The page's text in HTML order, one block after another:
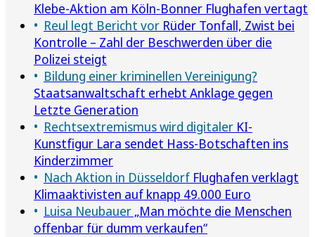
Klebe-Aktion am Köln-Bonner Flughafen vertagt
Reul legt Bericht vor Rüder Tonfall, Zwist bei
Kontrolle – Zahl der Beschwerden über die
Polizei steigt
Bildung einer kriminellen Vereinigung?
Staatsanwaltschaft erhebt Anklage gegen
Letzte Generation
Rechtsextremismus wird digitaler KI-
Kunstfigur Lara sendet Hass-Botschaften ins
Kinderzimmer
Nach Aktion in Düsseldorf Flughafen verklagt
Klimaaktivisten auf knapp 49.000 Euro
Luisa Neubauer „Man möchte die Menschen
offenbar für dumm verkaufen“